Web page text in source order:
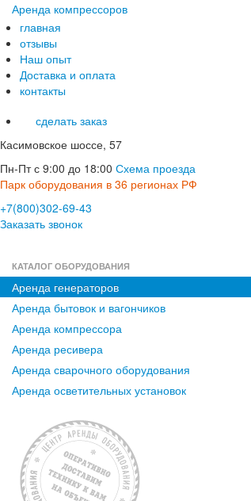
Аренда компрессоров
главная
отзывы
Наш опыт
Доставка и оплата
контакты
сделать заказ
Касимовское шоссе, 57
Пн-Пт с 9:00 до 18:00 Схема проезда
Парк оборудования в 36 регионах РФ
+7(800)302-69-43
Заказать звонок
КАТАЛОГ ОБОРУДОВАНИЯ
Аренда генераторов
Аренда бытовок и вагончиков
Аренда компрессора
Аренда ресивера
Аренда сварочного оборудования
Аренда осветительных установок